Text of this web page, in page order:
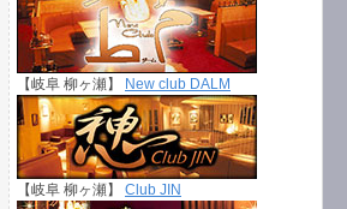
【岐阜 柳ヶ瀬】 New club DALM
【岐阜 柳ヶ瀬】 Club JIN